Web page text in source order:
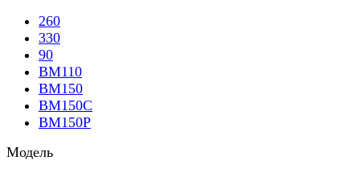
260
330
90
BM110
BM150
BM150C
BM150P
Модель